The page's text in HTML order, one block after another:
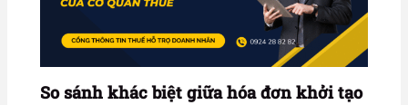
So sánh khác biệt giữa hóa đơn khởi tạo